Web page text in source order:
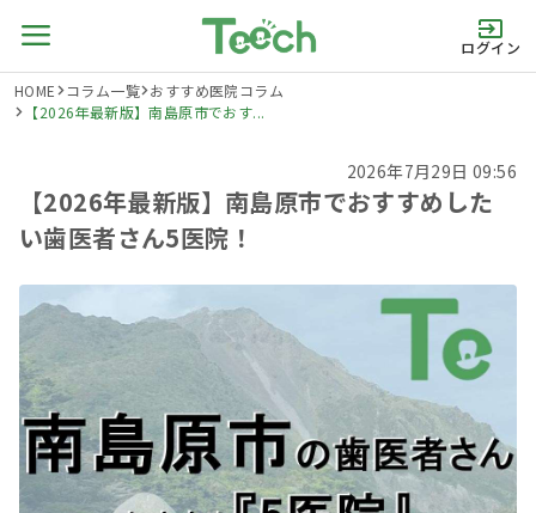
ログイン
HOME コラム一覧 おすすめ医院コラム
【2026年最新版】南島原市でおす...
2026年7月29日 09:56
【2026年最新版】南島原市でおすすめした
い歯医者さん5医院！